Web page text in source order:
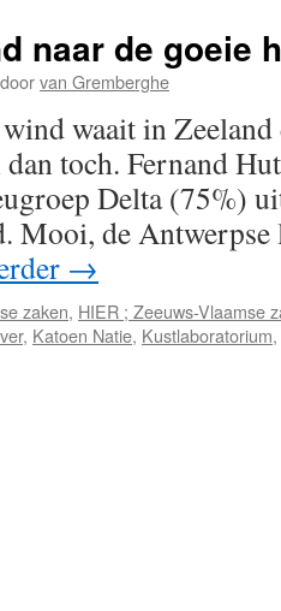
naar de goeie
doorvan Gremberghe
waait in
toch. Fernand
Delta (75%)
Mooi, de Antwerpse
→
zaken, HIER ; Zeeuws-Vlaamse
, Katoen Natie, Kustlaboratorium,